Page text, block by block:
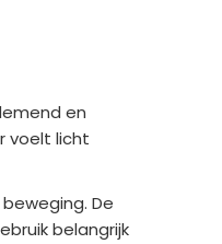
en
voelt licht
De
belangrijk